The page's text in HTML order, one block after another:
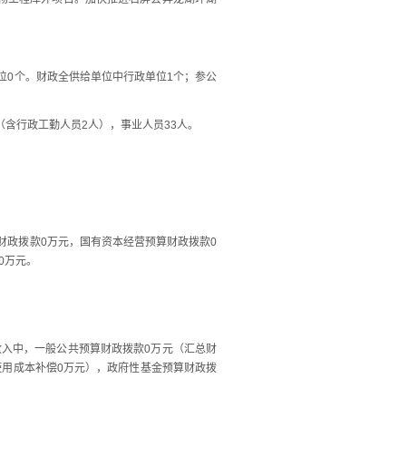
个。财政全供给单位中行政单位1个；参公
行政工勤人员2人），事业人员33人。
拨款0万元，国有资本经营预算财政拨款0
元。
中，一般公共预算财政拨款0万元（汇总财
成本补偿0万元），政府性基金预算财政拨